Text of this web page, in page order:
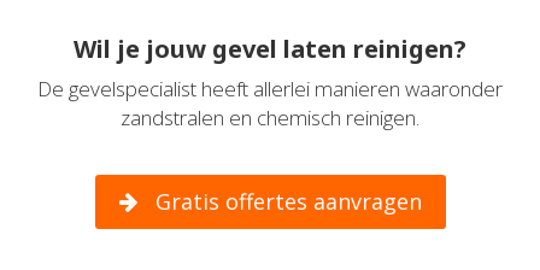
Wil je jouw gevel laten reinigen?
De gevelspecialist heeft allerlei manieren waaronder
zandstralen en chemisch reinigen.
Gratis offertes aanvragen